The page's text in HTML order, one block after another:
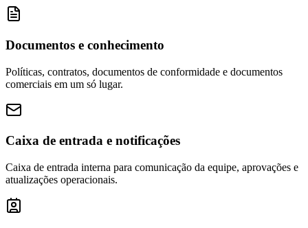
Documentos e conhecimento
Políticas, contratos, documentos de conformidade e documentos
comerciais em um só lugar.
Caixa de entrada e notificações
Caixa de entrada interna para comunicação da equipe, aprovações e
atualizações operacionais.